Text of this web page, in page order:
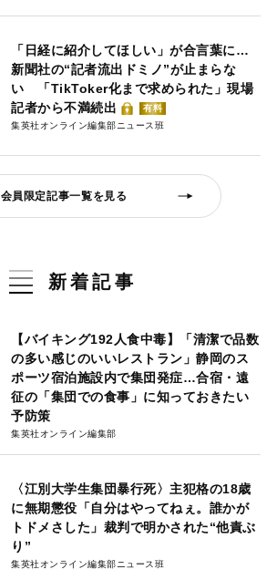
「日経に紹介してほしい」が合言葉に…
新聞社の“記者流出ドミノ”が止まらな
い 「TikToker化まで求められた」現場
記者から不満続出
有料
集英社オンライン編集部ニュース班
会員限定記事一覧を見る
新着記事
【バイキング192人食中毒】「清潔で品数
の多い感じのいいレストラン」静岡のス
ポーツ宿泊施設内で集団発症…合宿・遠
征の「集団での食事」に知っておきたい
予防策
集英社オンライン編集部
〈江別大学生集団暴行死〉主犯格の18歳
に無期懲役「自分はやってねぇ。誰かが
トドメさした」裁判で明かされた“他責ぶ
り”
集英社オンライン編集部ニュース班